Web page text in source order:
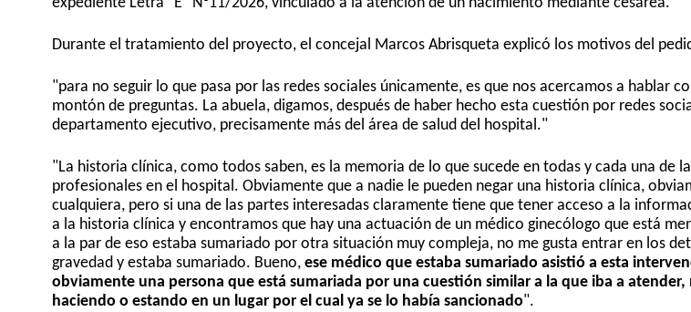
expediente Letra "E" N°11/2026, vinculado a la atención de un nacimiento mediante cesárea.
Durante el tratamiento del proyecto, el concejal Marcos Abrisqueta explicó los motivos del
"para no seguir lo que pasa por las redes sociales únicamente, es que nos acercamos a hablar
montón de preguntas. La abuela, digamos, después de haber hecho esta cuestión por redes
departamento ejecutivo, precisamente más del área de salud del hospital."
"La historia clínica, como todos saben, es la memoria de lo que sucede en todas y cada una de
profesionales en el hospital. Obviamente que a nadie le pueden negar una historia clínica,
cualquiera, pero si una de las partes interesadas claramente tiene que tener acceso a la
a la historia clínica y encontramos que hay una actuación de un médico ginecólogo que está
a la par de eso estaba sumariado por otra situación muy compleja, no me gusta entrar en los
gravedad y estaba sumariado. Bueno, ese médico que estaba sumariado asistió a esta
obviamente una persona que está sumariada por una cuestión similar a la que iba a
haciendo o estando en un lugar por el cual ya se lo había sancionado".